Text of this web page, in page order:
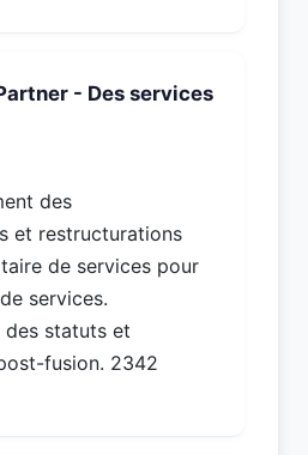
- Des services
des
et restructurations
de services pour
services.
des statuts et
fusion. 2342